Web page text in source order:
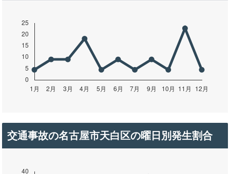
交通事故の名古屋市天白区の曜日別発生割合